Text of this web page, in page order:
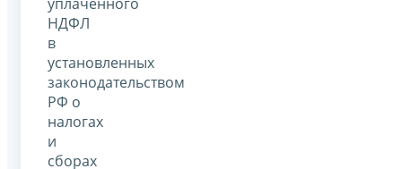
НДФЛ
в
установленных
законодательством
РФ о
налогах
и
сборах